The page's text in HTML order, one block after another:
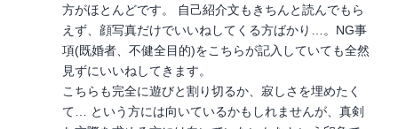
方がほとんどです。 自己紹介文もきちんと読んでもら
えず、顔写真だけでいいねしてくる方ばかり…。NG事
項(既婚者、不健全目的)をこちらが記入していても全然
見ずにいいねしてきます。
こちらも完全に遊びと割り切るか、寂しさを埋めたく
て… という方には向いているかもしれませんが、真剣